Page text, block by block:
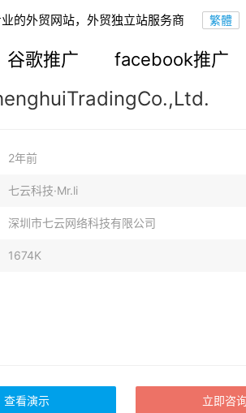
的外贸网站，外贸独立站服务商
谷歌推广 facebook推广
站首页>案例展示>B2C外贸独立站
2年前
七云科技·Mr.li
深圳市七云网络科技有限公司
1674K
查看演示 立即咨